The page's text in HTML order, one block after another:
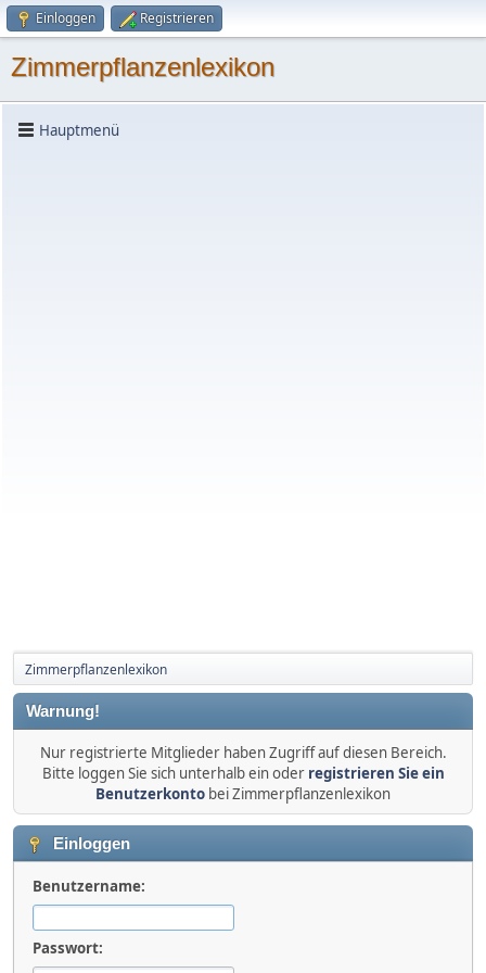
Einloggen Registrieren
Zimmerpflanzenlexikon
Hauptmenü
Zimmerpflanzenlexikon
Warnung!
Nur registrierte Mitglieder haben Zugriff auf diesen Bereich.
Bitte loggen Sie sich unterhalb ein oder registrieren Sie ein
Benutzerkonto bei Zimmerpflanzenlexikon
Einloggen
Benutzername:
Passwort: